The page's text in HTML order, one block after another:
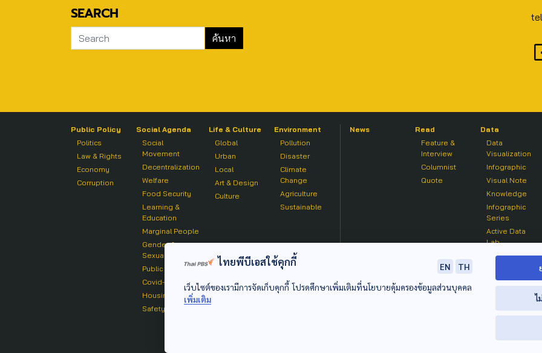
SEARCH
Public Policy
Politics
Law & Rights
Economy
Corruption
Social Agenda
Social
Movement
Decentralization
Welfare
Food Security
Learning &
Education
Marginal People
Gender &
Sexuality
Public Health
Covid-19
Housing
Safety
Life & Culture
Global
Urban
Local
Art & Design
Culture
Environment
Pollution
Disaster
Climate
Change
Agriculture
Sustainable
News
Read
Feature &
Interview
Columnist
Quote
Data
Data
Visualization
Infographic
Visual Note
Knowledge
Infographic
Series
Active Data
Lab
ไทยพีบีเอสใช้คุกกี้ EN
TH
เว็บไซต์ของเรามีการจัดเก็บคุกกี้ โปรดศึกษาเพิ่มเติมที่นโยบายคุ้มครองข้อมูลส่วนบุคคล
เพิ่มเติม
ไ